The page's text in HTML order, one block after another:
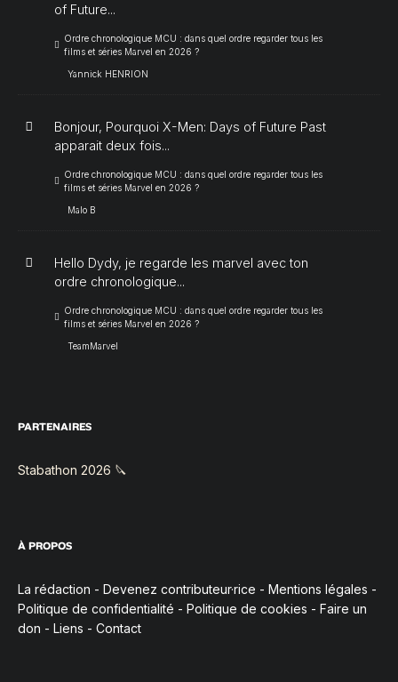
of Future...
Ordre chronologique MCU : dans quel ordre regarder tous les
films et séries Marvel en 2026 ?
Yannick HENRION
Bonjour, Pourquoi X-Men: Days of Future Past
apparait deux fois...
Ordre chronologique MCU : dans quel ordre regarder tous les
films et séries Marvel en 2026 ?
Malo B
Hello Dydy, je regarde les marvel avec ton
ordre chronologique...
Ordre chronologique MCU : dans quel ordre regarder tous les
films et séries Marvel en 2026 ?
TeamMarvel
PARTENAIRES
Stabathon 2026 🔪
À PROPOS
La rédaction - Devenez contributeur·rice - Mentions légales -
Politique de confidentialité - Politique de cookies - Faire un
don - Liens - Contact